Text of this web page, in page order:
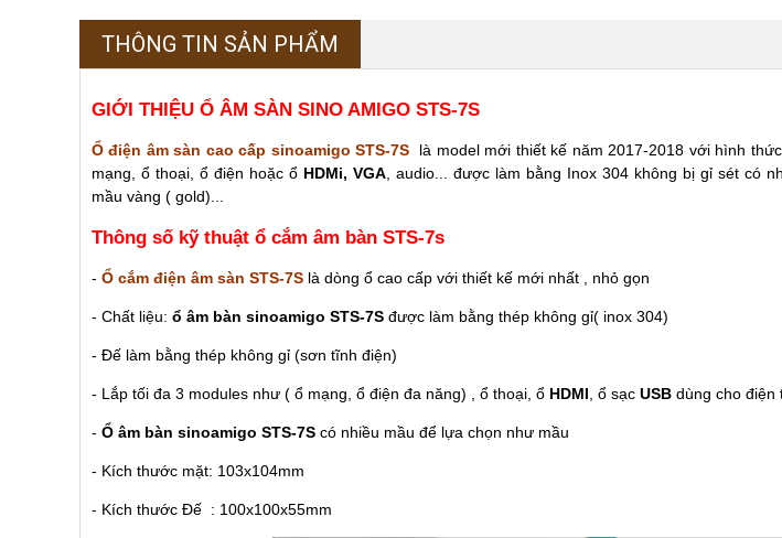
THÔNG TIN SẢN PHẨM
GIỚI THIỆU Ổ ÂM SÀN SINO AMIGO STS-7S
Ổ điện âm sàn cao cấp sinoamigo STS-7S là model mới thiết kế năm 2017-2018 với hình
mạng, ổ thoại, ổ điện hoặc ổ HDMi, VGA , audio... được làm bằng Inox 304 không bị gỉ sét có
mầu vàng ( gold)...
Thông số kỹ thuật ổ cắm âm bàn STS-7s
- Ổ cắm điện âm sàn STS-7S là dòng ổ cao cấp với thiết kế mới nhất , nhỏ gọn
- Chất liệu: ổ âm bàn sinoamigo STS-7S được làm bằng thép không gỉ( inox 304)
- Đế làm bằng thép không gỉ (sơn tĩnh điện)
- Lắp tối đa 3 modules như ( ổ mạng, ổ điện đa năng) , ổ thoại, ổ HDMI , ổ sạc USB dùng cho điện
- Ổ âm bàn sinoamigo STS-7S có nhiều mầu để lựa chọn như mầu
- Kích thước mặt: 103x104mm
- Kích thước Đế : 100x100x55mm